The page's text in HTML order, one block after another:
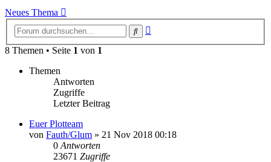
Neues Thema
Suche
8 Themen • Seite 1 von 1
Themen
Antworten
Zugriffe
Letzter Beitrag
Euer Plotteam
von Fauth/Glum » 21 Nov 2018 00:18
0 Antworten
23671 Zugriffe